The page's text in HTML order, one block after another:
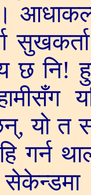
छ
यो त
गर्न